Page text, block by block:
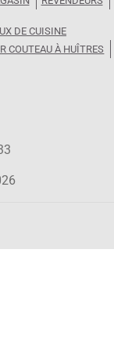
DE CUISINE
COUTEAU À HUÎTRES